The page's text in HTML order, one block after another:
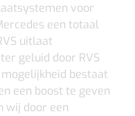
voor
een totaal
uitlaat
geluid door RVS
bestaat
een boost te geven
wij door een